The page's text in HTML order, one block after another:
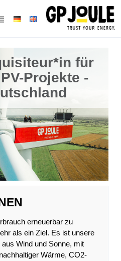
für
Projekte -
erneuerbar zu
als ein Ziel. Es ist unsere
Wind und Sonne, mit
Wärme, CO2-